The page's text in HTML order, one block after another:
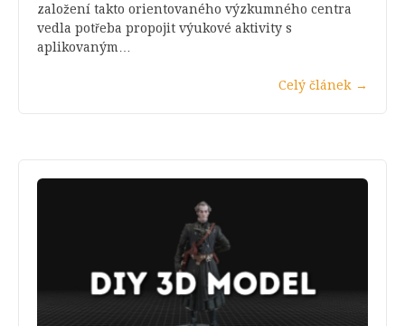
založení takto orientovaného výzkumného centra
vedla potřeba propojit výukové aktivity s
aplikovaným…
Celý článek →